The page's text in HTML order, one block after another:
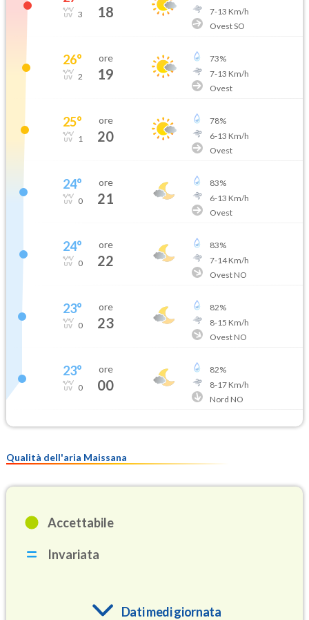
3 18
7-13 Km/h
Ovest SO
26°
2
ore
19
73%
7-13 Km/h
Ovest
25°
1
ore
20
78%
6-13 Km/h
Ovest
24°
0
ore
21
83%
6-13 Km/h
Ovest
24°
0
ore
22
83%
7-14Km/h
Ovest NO
23°
0
ore
23
82%
8-15 Km/h
Ovest NO
23°
0
ore
00
82%
8-17Km/h
Nord NO
Qualità dell'aria Maissana
Accettabile
Invariata
Dati medi giornata